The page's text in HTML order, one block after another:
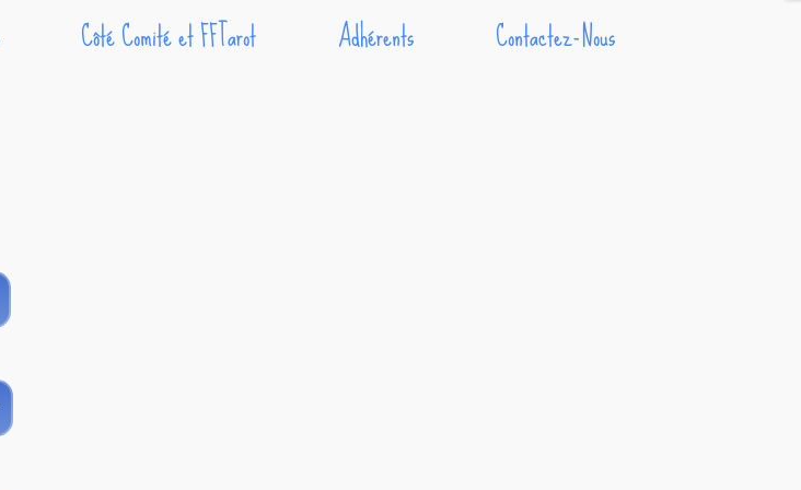
Côté Comité et FFTarot Adhérents Contactez-Nous